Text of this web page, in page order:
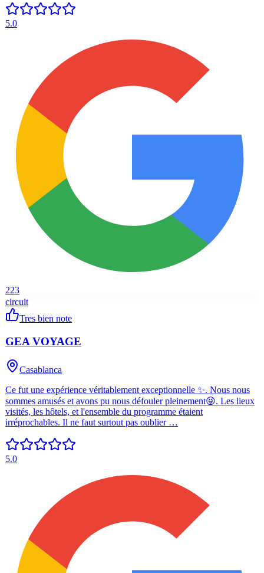
5.0
223
circuit
Tres bien note
GEA VOYAGE
Casablanca
Ce fut une expérience véritablement exceptionnelle ✨. Nous nous
sommes amusés et avons pu nous défouler pleinement😝. Les lieux
visités, les hôtels, et l'ensemble du programme étaient
irréprochables. Il ne faut surtout pas oublier …
5.0